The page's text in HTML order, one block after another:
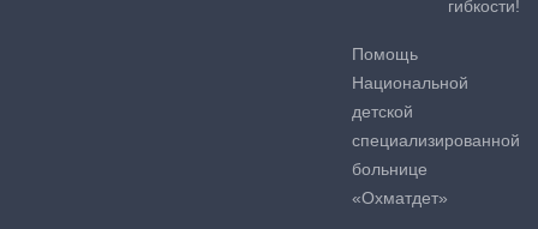
гибкости!
Помощь
Национальной
детской
специализированной
больнице
«Охматдет»